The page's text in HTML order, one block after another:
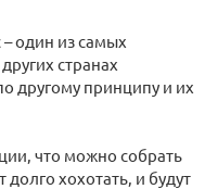
один из самых
странах
другому принципу и их
что можно собрать
долго хохотать, и будут